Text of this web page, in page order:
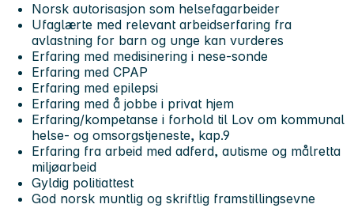
Norsk autorisasjon som helsefagarbeider
Ufaglærte med relevant arbeidserfaring fra
avlastning for barn og unge kan vurderes
Erfaring med medisinering i nese-sonde
Erfaring med CPAP
Erfaring med epilepsi
Erfaring med å jobbe i privat hjem
Erfaring/kompetanse i forhold til Lov om kommunal
helse- og omsorgstjeneste, kap.9
Erfaring fra arbeid med adferd, autisme og målretta
miljøarbeid
Gyldig politiattest
God norsk muntlig og skriftlig framstillingsevne